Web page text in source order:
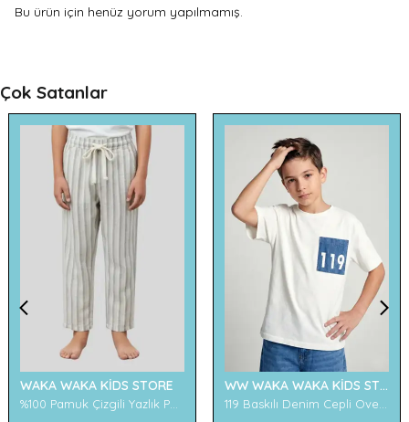
Bu ürün için henüz yorum yapılmamış.
Çok Satanlar
WAKA WAKA KİDS STORE WW WAKA WAKA KİDS STORE